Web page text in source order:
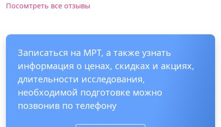
Посомтреть все отзывы
Записаться на МРТ, а также узнать
информация о ценах, скидках и акциях,
длительности исследования,
необходимой подготовке можно
позвонив по телефону